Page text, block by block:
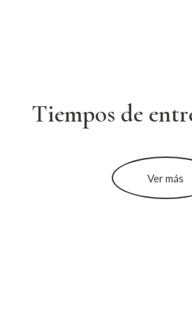
Tiempos de
Ver más